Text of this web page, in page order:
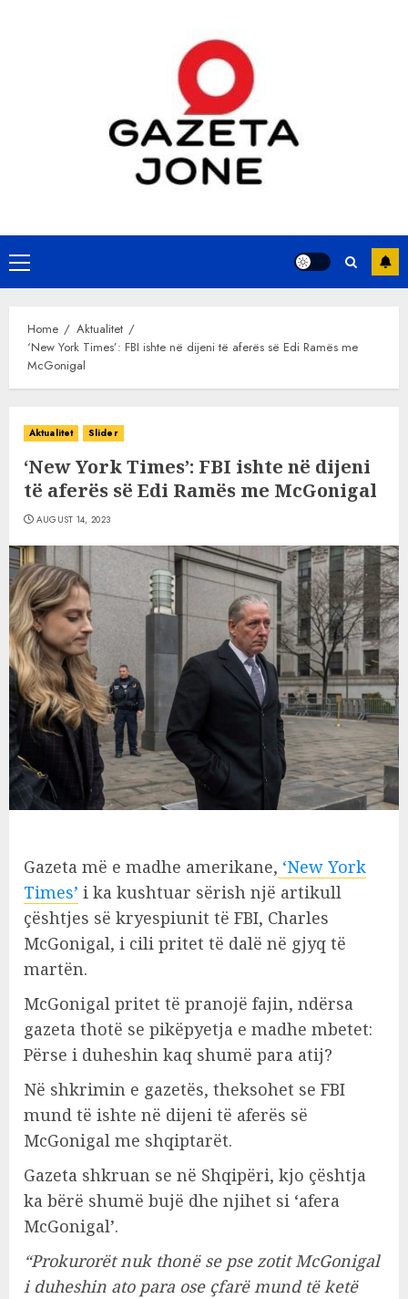
Primary
Menu
Home
Aktualitet
‘New York Times’: FBI ishte në dijeni të aferës së Edi Ramës me
McGonigal
Aktualitet Slider
‘New York Times’: FBI ishte në dijeni
të aferës së Edi Ramës me McGonigal
AUGUST 14, 2023
Gazeta më e madhe amerikane, ‘New York
Times’ i ka kushtuar sërish një artikull
çështjes së kryespiunit të FBI, Charles
McGonigal, i cili pritet të dalë në gjyq të
martën.
McGonigal pritet të pranojë fajin, ndërsa
gazeta thotë se pikëpyetja e madhe mbetet:
Përse i duheshin kaq shumë para atij?
Në shkrimin e gazetës, theksohet se FBI
mund të ishte në dijeni të aferës së
McGonigal me shqiptarët.
Gazeta shkruan se në Shqipëri, kjo çështja
ka bërë shumë bujë dhe njihet si ‘afera
McGonigal’.
“Prokurorët nuk thonë se pse zotit McGonigal
i duheshin ato para ose çfarë mund të ketë